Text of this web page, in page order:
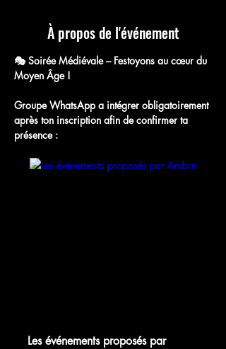
À propos de l'événement
🎭 Soirée Médiévale – Festoyons au cœur du
Moyen Âge !
Groupe WhatsApp a intégrer obligatoirement
après ton inscription afin de confirmer ta
présence :
Les événements proposés par